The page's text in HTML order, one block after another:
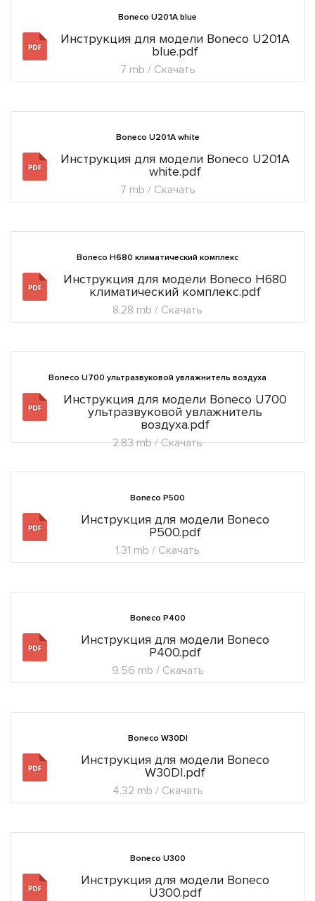
Boneco U201A blue
Инструкция для модели Boneco U201A
blue.pdf
7 mb / Скачать
Boneco U201A white
Инструкция для модели Boneco U201A
white.pdf
7 mb / Скачать
Boneco H680 климатический комплекс
Инструкция для модели Boneco H680
климатический комплекс.pdf
8.28 mb / Скачать
Boneco U700 ультразвуковой увлажнитель воздуха
Инструкция для модели Boneco U700
ультразвуковой увлажнитель
воздуха.pdf
2.83 mb / Скачать
Boneco P500
Инструкция для модели Boneco
P500.pdf
1.31 mb / Скачать
Boneco P400
Инструкция для модели Boneco
P400.pdf
9.56 mb / Скачать
Boneco W30DI
Инструкция для модели Boneco
W30DI.pdf
4.32 mb / Скачать
Boneco U300
Инструкция для модели Boneco
U300.pdf